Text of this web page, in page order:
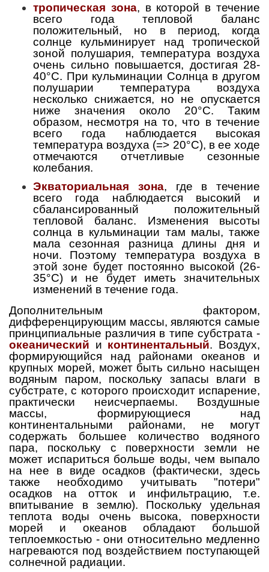
тропическая зона, в которой в течение
всего года тепловой баланс
положительный, но в период, когда
солнце кульминирует над тропической
зоной полушария, температура воздуха
очень сильно повышается, достигая 28-
40°C. При кульминации Солнца в другом
полушарии температура воздуха
несколько снижается, но не опускается
ниже значения около 20°C. Таким
образом, несмотря на то, что в течение
всего года наблюдается высокая
температура воздуха (=> 20°C), в ее ходе
отмечаются отчетливые сезонные
колебания.
Экваториальная зона, где в течение
всего года наблюдается высокий и
сбалансированный положительный
тепловой баланс. Изменения высоты
солнца в кульминации там малы, также
мала сезонная разница длины дня и
ночи. Поэтому температура воздуха в
этой зоне будет постоянно высокой (26-
35°C) и не будет иметь значительных
изменений в течение года.
Дополнительным фактором,
дифференцирующим массы, являются самые
принципиальные различия в типе субстрата -
океанический и континентальный. Воздух,
формирующийся над районами океанов и
крупных морей, может быть сильно насыщен
водяным паром, поскольку запасы влаги в
субстрате, с которого происходит испарение,
практически неисчерпаемы. Воздушные
массы, формирующиеся над
континентальными районами, не могут
содержать большее количество водяного
пара, поскольку с поверхности земли не
может испариться больше воды, чем выпало
на нее в виде осадков (фактически, здесь
также необходимо учитывать "потери"
осадков на отток и инфильтрацию, т.е.
впитывание в землю). Поскольку удельная
теплота воды очень высока, поверхности
морей и океанов обладают большой
теплоемкостью - они относительно медленно
нагреваются под воздействием поступающей
солнечной радиации.